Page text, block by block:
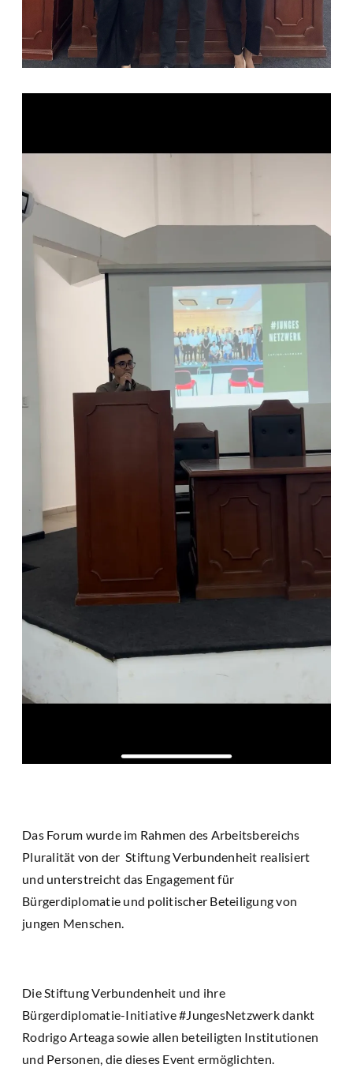
Das Forum wurde im Rahmen des Arbeitsbereichs
Pluralität von der Stiftung Verbundenheit realisiert
und unterstreicht das Engagement für
Bürgerdiplomatie und politischer Beteiligung von
jungen Menschen.
Die Stiftung Verbundenheit und ihre
Bürgerdiplomatie-Initiative #JungesNetzwerk dankt
Rodrigo Arteaga sowie allen beteiligten Institutionen
und Personen, die dieses Event ermöglichten.